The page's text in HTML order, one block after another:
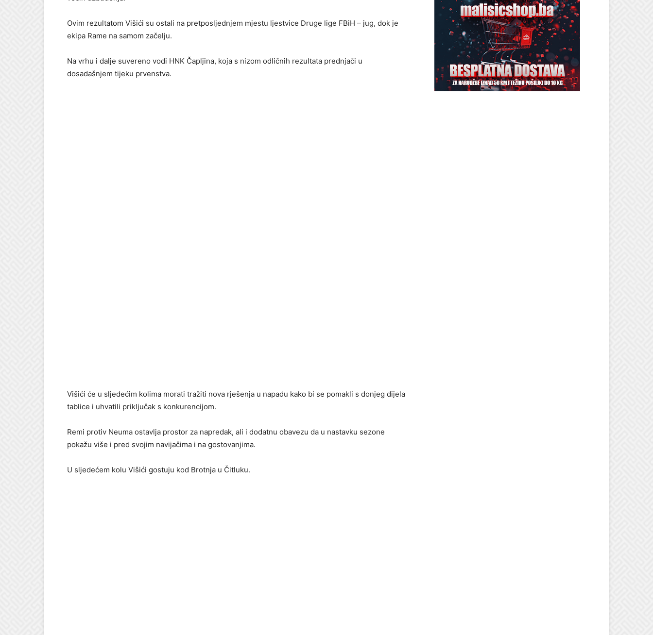
Ovim rezultatom Višići su ostali na pretposljednjem mjestu ljestvice Druge lige FBiH – jug, dok je
ekipa Rame na samom začelju.
Na vrhu i dalje suvereno vodi HNK Čapljina, koja s nizom odličnih rezultata prednjači u
dosadašnjem tijeku prvenstva.
Višići će u sljedećim kolima morati tražiti nova rješenja u napadu kako bi se pomakli s donjeg dijela
tablice i uhvatili priključak s konkurencijom.
Remi protiv Neuma ostavlja prostor za napredak, ali i dodatnu obavezu da u nastavku sezone
pokažu više i pred svojim navijačima i na gostovanjima.
U sljedećem kolu Višići gostuju kod Brotnja u Čitluku.